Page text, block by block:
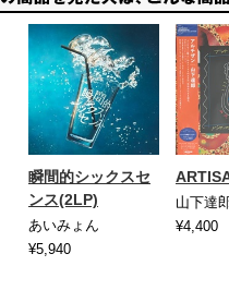
瞬間的シックスセ
ンス(2LP)
あいみょん
¥5,940
山下達
¥4,400